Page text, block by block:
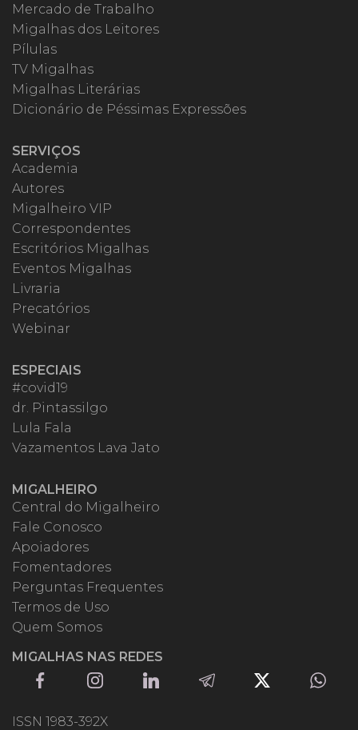
Mercado de Trabalho
Migalhas dos Leitores
Pílulas
TV Migalhas
Migalhas Literárias
Dicionário de Péssimas Expressões
SERVIÇOS
Academia
Autores
Migalheiro VIP
Correspondentes
Escritórios Migalhas
Eventos Migalhas
Livraria
Precatórios
Webinar
ESPECIAIS
#covid19
dr. Pintassilgo
Lula Fala
Vazamentos Lava Jato
MIGALHEIRO
Central do Migalheiro
Fale Conosco
Apoiadores
Fomentadores
Perguntas Frequentes
Termos de Uso
Quem Somos
MIGALHAS NAS REDES
ISSN 1983-392X